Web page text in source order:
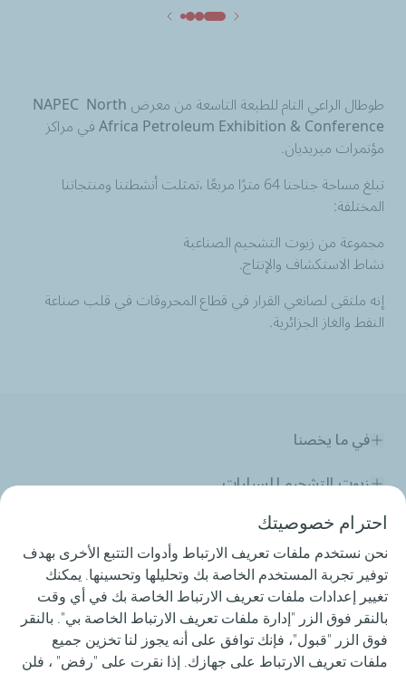
طوطال الراعي التام للطبعة التاسعة من معرض NAPEC North
Africa Petroleum Exhibition & Conference في مراكز
مؤتمرات ميريديان.
تبلغ مساحة جناحنا 64 مترًا مربعًا ،تمثلت أنشطتنا ومنتجاتنا
المختلفة:
مجموعة من زيوت التشحيم الصناعية
نشاط الاستكشاف والإنتاج.
إنه ملتقى لصانعي القرار في قطاع المحروقات في قلب صناعة
النفط والغاز الجزائرية.
في ما يخصنا
زيوت التشحيم للسيارات
زيوت التشحيم للصناعة
المنافسات
الزفت
خدماتنا
احترام خصوصيتك
نحن نستخدم ملفات تعريف الارتباط وأدوات التتبع الأخرى بهدف
توفير تجربة المستخدم الخاصة بك وتحليلها وتحسينها. يمكنك
تغيير إعدادات ملفات تعريف الارتباط الخاصة بك في أي وقت
بالنقر فوق الزر "إدارة ملفات تعريف الارتباط الخاصة بي". بالنقر
فوق الزر "قبول"، فإنك توافق على أنه يجوز لنا تخزين جميع
ملفات تعريف الارتباط على جهازك. إذا نقرت على "رفض" ، فلن